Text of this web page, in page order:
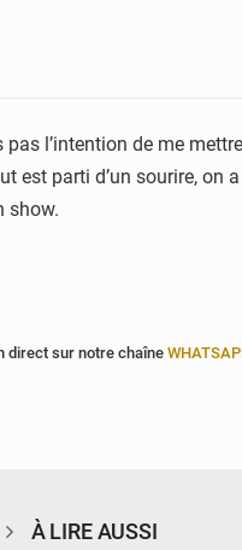
pas l’intention de me
est parti d’un sourire, on
show.
direct sur notre chaîne
À LIRE AUSSI